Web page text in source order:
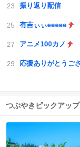
振り返り配信
有吉ぃぃeeeee
アニメ100カノ
つぶやきピックアップ